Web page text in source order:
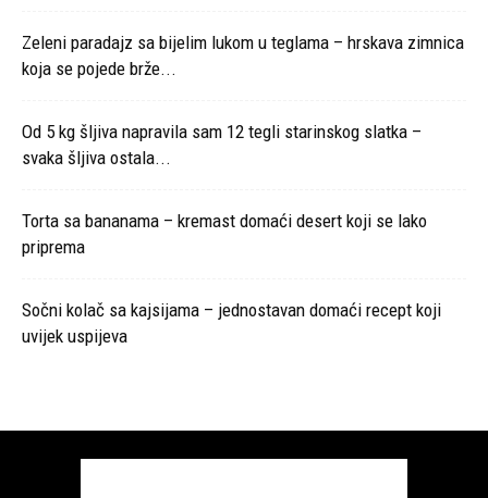
Zeleni paradajz sa bijelim lukom u teglama – hrskava zimnica
koja se pojede brže...
Od 5 kg šljiva napravila sam 12 tegli starinskog slatka –
svaka šljiva ostala...
Torta sa bananama – kremast domaći desert koji se lako
priprema
Sočni kolač sa kajsijama – jednostavan domaći recept koji
uvijek uspijeva